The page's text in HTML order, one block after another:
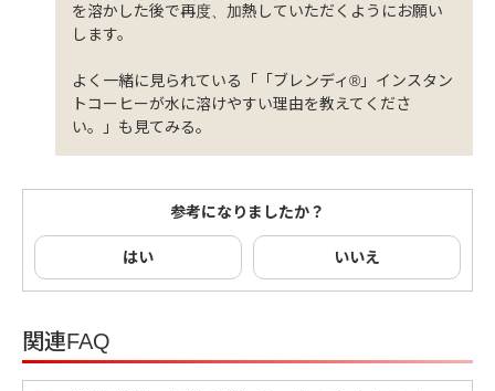
を溶かした後で再度、加熱していただくようにお願い
します。
よく一緒に見られている「「ブレンディ®」インスタン
トコーヒーが水に溶けやすい理由を教えてくださ
い。」も見てみる。
参考になりましたか？
はい いいえ
関連FAQ